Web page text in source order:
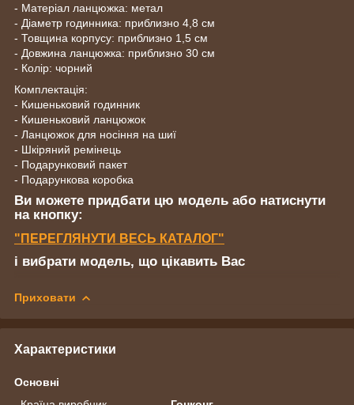
- Матеріал ланцюжка: метал
- Діаметр годинника: приблизно 4,8 см
- Товщина корпусу: приблизно 1,5 см
- Довжина ланцюжка: приблизно 30 см
- Колір: чорний
Комплектація:
- Кишеньковий годинник
- Кишеньковий ланцюжок
- Ланцюжок для носіння на шиї
- Шкіряний ремінець
- Подарунковий пакет
- Подарункова коробка
Ви можете придбати цю модель або натиснути
на кнопку:
" ПЕРЕГЛЯНУТИ ВЕСЬ КАТАЛОГ"
і вибрати модель, що цікавить Вас
Приховати
Характеристики
Основні